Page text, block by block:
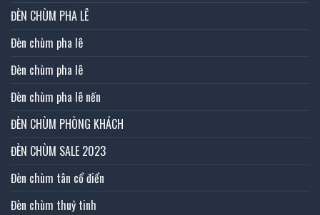
ĐÈN CHÙM PHA LÊ
Đèn chùm pha lê
Đèn chùm pha lê
Đèn chùm pha lê nến
ĐÈN CHÙM PHÒNG KHÁCH
ĐÈN CHÙM SALE 2023
Đèn chùm tân cổ điển
Đèn chùm thuỷ tinh